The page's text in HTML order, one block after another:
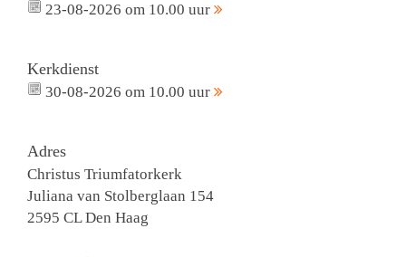
23-08-2026 om 10.00 uur
Kerkdienst
30-08-2026 om 10.00 uur
Adres
Christus Triumfatorkerk
Juliana van Stolberglaan 154
2595 CL Den Haag